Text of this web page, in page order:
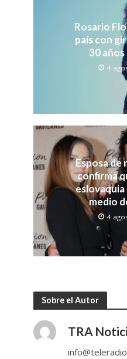
Rosario
país con
30
4
Esposa de
confirma
eslovaquia
medio
4
Sobre el Autor
TRA